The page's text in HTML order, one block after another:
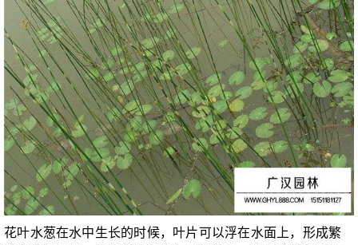
花叶水葱在水中生长的时候，叶片可以浮在水面上，形成繁